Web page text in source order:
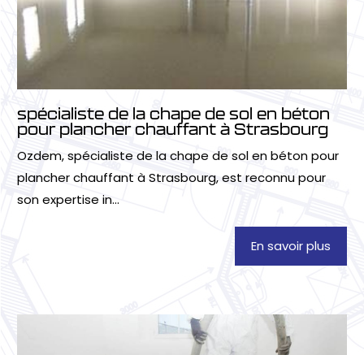
spécialiste de la chape de sol en béton
pour plancher chauffant à Strasbourg
Ozdem, spécialiste de la chape de sol en béton pour
plancher chauffant à Strasbourg, est reconnu pour
son expertise in...
En savoir plus